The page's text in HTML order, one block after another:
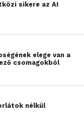
sikere az AI
elege van a
csomagokból
nélkül